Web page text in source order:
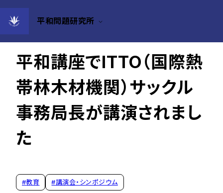
平和問題研究所
2022年12月13日
平和講座でITTO（国際熱
帯林木材機関）サックル
事務局長が講演されまし
た
#教育 #講演会・シンポジウム